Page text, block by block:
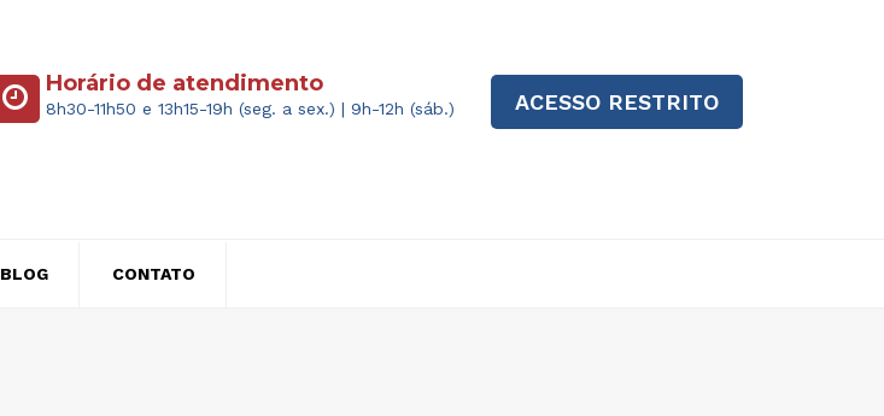
ACESSO RESTRITO
Horário de atendimento
8h30-11h50 e 13h15-19h (seg. a sex.) | 9h-12h (sáb.)
BLOG CONTATO